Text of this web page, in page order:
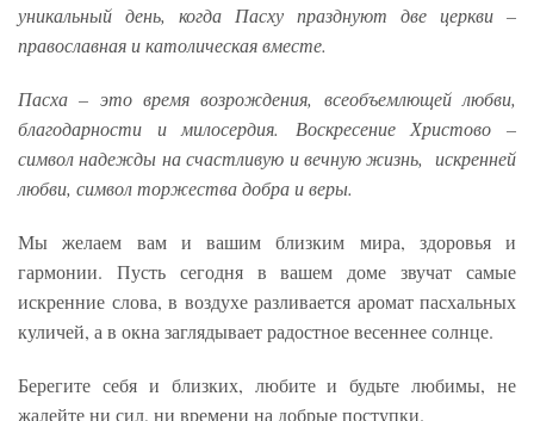
уникальный день, когда Пасху празднуют две церкви –
православная и католическая вместе.
Пасха – это время возрождения, всеобъемлющей любви,
благодарности и милосердия. Воскресение Христово –
символ надежды на счастливую и вечную жизнь, искренней
любви, символ торжества добра и веры.
Мы желаем вам и вашим близким мира, здоровья и
гармонии. Пусть сегодня в вашем доме звучат самые
искренние слова, в воздухе разливается аромат пасхальных
куличей, а в окна заглядывает радостное весеннее солнце.
Берегите себя и близких, любите и будьте любимы, не
жалейте ни сил, ни времени на добрые поступки.